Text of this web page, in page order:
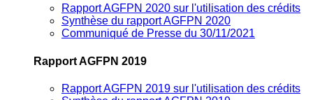
Rapport AGFPN 2020 sur l'utilisation des crédits
Synthèse du rapport AGFPN 2020
Communiqué de Presse du 30/11/2021
Rapport AGFPN 2019
Rapport AGFPN 2019 sur l'utilisation des crédits